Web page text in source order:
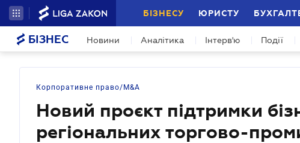
БІЗНЕСУ ЮРИСТУ
БІЗНЕС Новини Аналітика Інтерв'ю Події
Корпоративне право/M&A
Новий проєкт підтримки
регіональних торгово-